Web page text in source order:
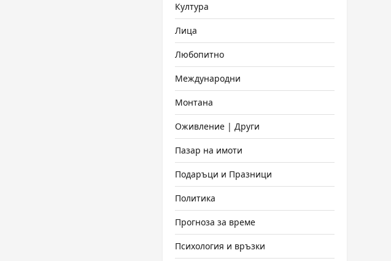
Култура
Лица
Любопитно
Международни
Монтана
Оживление | Други
Пазар на имоти
Подаръци и Празници
Политика
Прогноза за време
Психология и връзки